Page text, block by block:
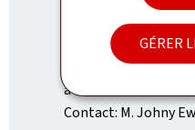
GÉRER
srrd@pch.etat.lu
Heures d'ouverture:
à 16h
Contact: M. Johny